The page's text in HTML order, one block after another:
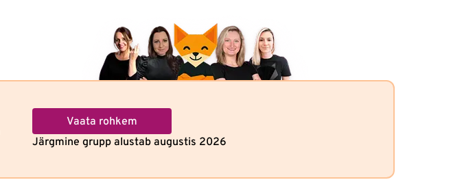
Vaata rohkem
Järgmine grupp alustab augustis 2026